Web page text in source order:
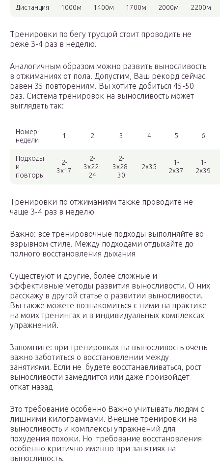
Дистанция 1000м 1400м 1700м 2000м 2200м
Тренировки по бегу трусцой стоит проводить не
реже 3-4 раз в неделю.
Аналогичным образом можно развить выносливость
в отжиманиях от пола. Допустим, Ваш рекорд сейчас
равен 35 повторениям. Вы хотите добиться 45-50
раз. Система тренировок на выносливость может
выглядеть так:
Номер
недели
1 2 3 4 5 6
Подходы
и
повторы
2-
3х17
2-
3х22-
24
2-
3х28-
30
2х35
1-
2х37
1-
2х39
Тренировки по отжиманиям также проводите не
чаще 3-4 раз в неделю
Важно: все тренировочные подходы выполняйте во
взрывном стиле. Между подходами отдыхайте до
полного восстановления дыхания
Существуют и другие, более сложные и
эффективные методы развития выносливости. О них
расскажу в другой статье о развитии выносливости.
Вы также можете познакомиться с ними на практике
на моих тренингах и в индивидуальных комплексах
упражнений.
Запомните: при тренировках на выносливость очень
важно заботиться о восстановлении между
занятиями. Если не будете восстанавливаться, рост
выносливости замедлится или даже произойдет
откат назад
Это требование особенно Важно учитывать людям с
лишними килограммами. Внешне тренировки на
выносливость и комплексы упражнений для
похудения похожи. Но требование восстановления
особенно критично именно при занятиях на
выносливость.